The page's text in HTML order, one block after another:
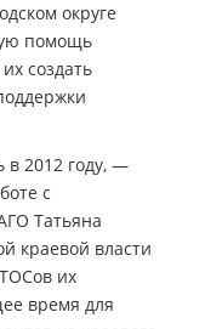
округе
помощь
создать
2012 году, —
с
Татьяна
краевой власти
их
время для